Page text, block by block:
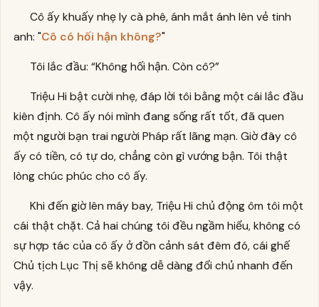
Cô ấy khuấy nhẹ ly cà phê, ánh mắt ánh lên vẻ tinh
anh: "Cô có hối hận không?"
Tôi lắc đầu: “Không hối hận. Còn cô?”
Triệu Hi bật cười nhẹ, đáp lời tôi bằng một cái lắc đầu
kiên định. Cô ấy nói mình đang sống rất tốt, đã quen
một người bạn trai người Pháp rất lãng mạn. Giờ đây cô
ấy có tiền, có tự do, chẳng còn gì vướng bận. Tôi thật
lòng chúc phúc cho cô ấy.
Khi đến giờ lên máy bay, Triệu Hi chủ động ôm tôi một
cái thật chặt. Cả hai chúng tôi đều ngầm hiểu, không có
sự hợp tác của cô ấy ở đồn cảnh sát đêm đó, cái ghế
Chủ tịch Lục Thị sẽ không dễ dàng đổi chủ nhanh đến
vậy.